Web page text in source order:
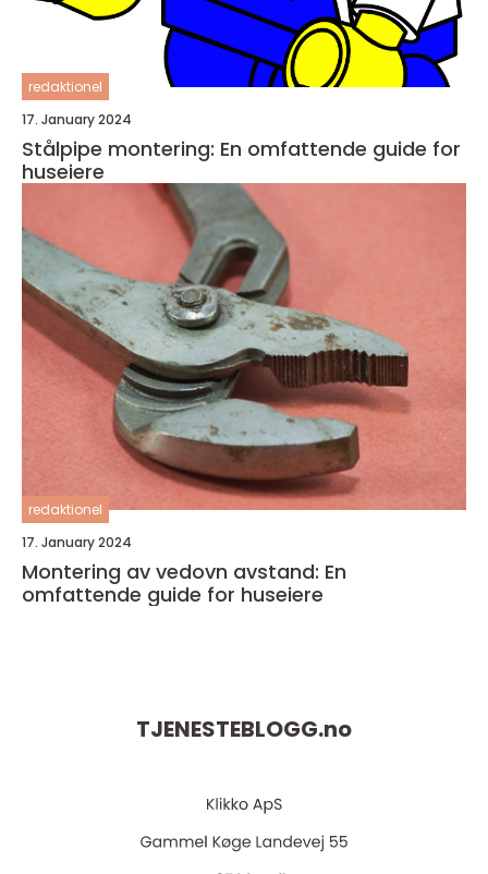
redaktionel
17. January 2024
Stålpipe montering: En omfattende guide for
huseiere
redaktionel
17. January 2024
Montering av vedovn avstand: En
omfattende guide for huseiere
TJENESTEBLOGG.no